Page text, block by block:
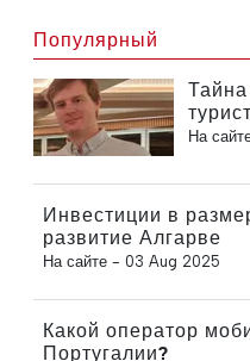
Популярный
На
Инвестиции в
развитие Алгарве
На сайте - 03 Aug 2025
Какой оператор
Португалии?